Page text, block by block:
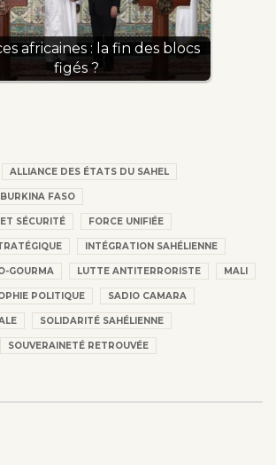
africaines : la fin des blocs
figés ?
ALLIANCE DES ÉTATS DU SAHEL
BURKINA FASO
SÉCURITÉ FORCE UNIFIÉE
INTÉGRATION SAHÉLIENNE
GOURMA LUTTE ANTITERRORISTE MALI
POLITIQUE SADIO CAMARA
SOLIDARITÉ SAHÉLIENNE
SOUVERAINETÉ RETROUVÉE